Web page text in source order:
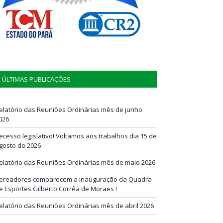
ÚLTIMAS PUBLICAÇÕES
das Reuniões Ordinárias mês de junho
legislativo! Voltamos aos trabalhos dia 15 de
de 2026
das Reuniões Ordinárias mês de maio 2026
comparecem a inauguração da Quadra
Esportes Gilberto Corrêa de Moraes !
das Reuniões Ordinárias mês de abril 2026